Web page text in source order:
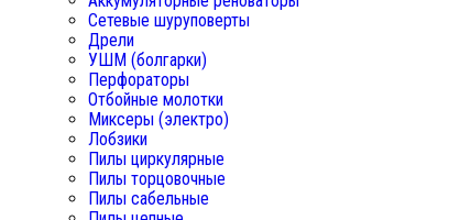
Сетевые шуруповерты
Дрели
УШМ (болгарки)
Перфораторы
Отбойные молотки
Миксеры (электро)
Лобзики
Пилы циркулярные
Пилы торцовочные
Пилы сабельные